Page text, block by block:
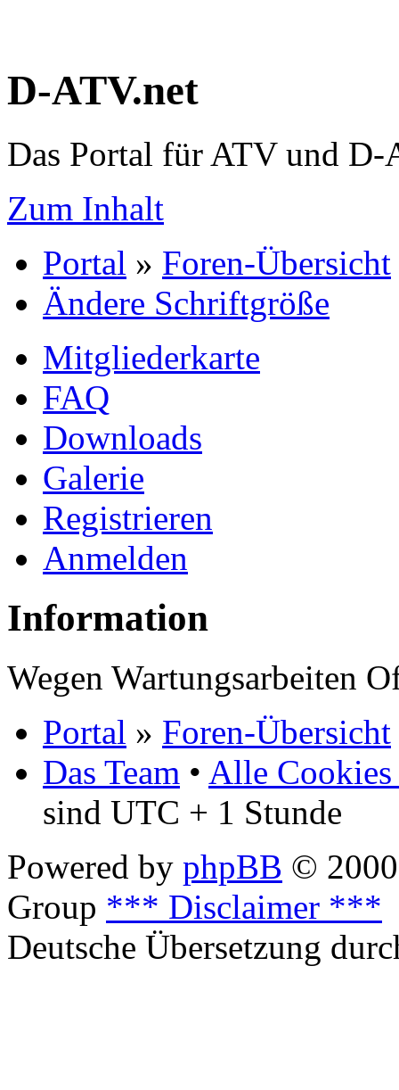
D-ATV.net
Das Portal für ATV und D-
Zum Inhalt
Portal » Foren-Übersicht
Ändere Schriftgröße
Mitgliederkarte
FAQ
Downloads
Galerie
Registrieren
Anmelden
Information
Wegen Wartungsarbeiten
Portal » Foren-Übersicht
Das Team • Alle Cookies
sind UTC + 1 Stunde
Powered by phpBB ©
Group *** Disclaimer ***
Deutsche Übersetzung